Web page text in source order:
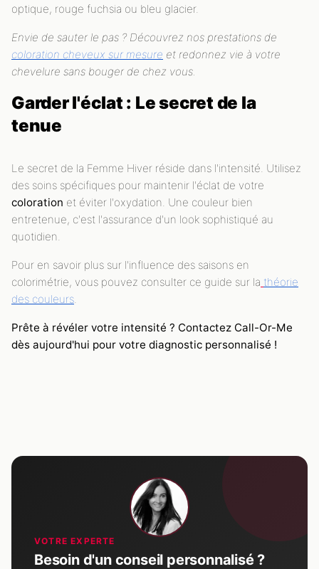
optique, rouge fuchsia ou bleu glacier.
Envie de sauter le pas ? Découvrez nos prestations de
coloration cheveux sur mesure et redonnez vie à votre
chevelure sans bouger de chez vous.
Garder l'éclat : Le secret de la
tenue
Le secret de la Femme Hiver réside dans l'intensité. Utilisez
des soins spécifiques pour maintenir l'éclat de votre
coloration et éviter l'oxydation. Une couleur bien
entretenue, c'est l'assurance d'un look sophistiqué au
quotidien.
Pour en savoir plus sur l'influence des saisons en
colorimétrie, vous pouvez consulter ce guide sur la théorie
des couleurs.
Prête à révéler votre intensité ? Contactez Call-Or-Me
dès aujourd'hui pour votre diagnostic personnalisé !
VOTRE EXPERTE
Besoin d'un conseil personnalisé ?